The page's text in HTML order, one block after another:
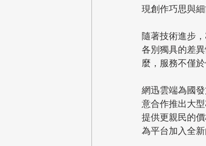
現創作巧思與細
隨著技術進步
各別獨具的差
麼，服務不僅
網迅雲端為國
意合作推出大
提供更親民的
為平台加入全新